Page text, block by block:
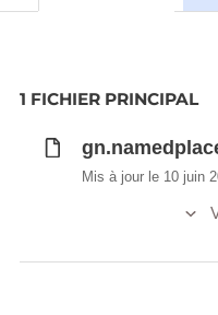
1 FICHIER PRINCIPAL
Mis à jour le 10 juin